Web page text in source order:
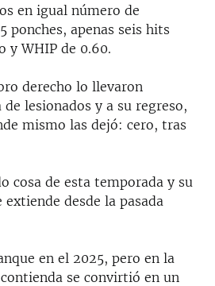
en igual número de
ponches, apenas seis hits
y WHIP de 0.60.
derecho lo llevaron
lesionados y a su regreso,
mismo las dejó: cero, tras
cosa de esta temporada y su
extiende desde la pasada
en el 2025, pero en la
se convirtió en un